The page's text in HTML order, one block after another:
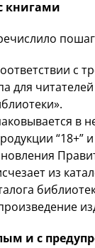
книгами
с
для
в
“18+”
из
и с